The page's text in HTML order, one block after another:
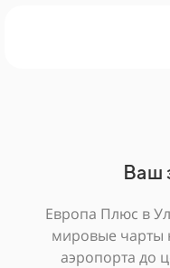
Ваш
Европа Плюс в
мировые чарты
аэропорта до